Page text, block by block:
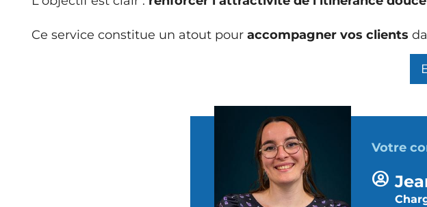
Ce service constitue un atout pour accompagner vos clients
Votre